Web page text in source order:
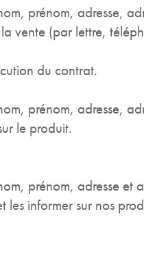
prénom, adresse,
vente (par lettre,
du contrat.
prénom, adresse,
le produit.
prénom, adresse et
informer sur nos